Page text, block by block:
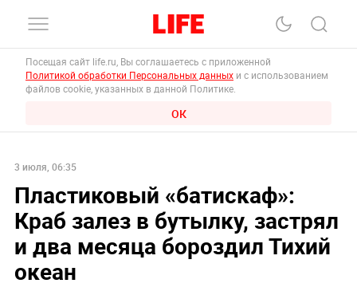
Посещая сайт life.ru, Вы соглашаетесь с приложенной
Политикой обработки Персональных данных и с использованием
файлов cookie, указанных в данной Политике.
ОК
3 июля, 06:35
Пластиковый «батискаф»:
Краб залез в бутылку, застрял
и два месяца бороздил Тихий
океан